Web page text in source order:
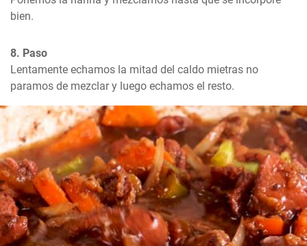
bien.
8. Paso
Lentamente echamos la mitad del caldo mietras no
paramos de mezclar y luego echamos el resto.